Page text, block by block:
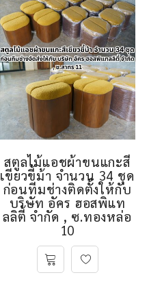
สตูลไม้แอชผ้าขนแกะสี
เขียวขี้ม้า จำนวน 34 ชุด
ก่อนทีมช่างติดตั้งให้กับ
บริษัท อัคร ฮอสพิแท
ลลิตี้ จำกัด , ซ.ทองหล่อ
10